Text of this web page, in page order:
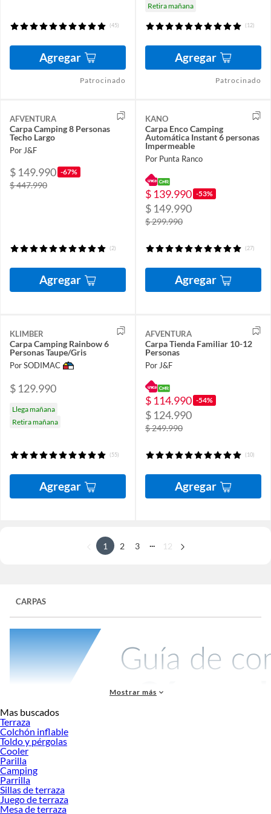
(45)
Agregar
Patrocinado
Retira mañana
(12)
Agregar
Patrocinado
AFVENTURA
Carpa Camping 8 Personas
Techo Largo
Por J&F
$ 149.990 -67%
$ 447.990
(2)
Agregar
KANO
Carpa Enco Camping
Automática Instant 6 personas
Impermeable
Por Punta Ranco
$ 139.990 -53%
$ 149.990
$ 299.990
(27)
Agregar
KLIMBER
Carpa Camping Rainbow 6
Personas Taupe/Gris
Por SODIMAC
$ 129.990
Llega mañana
Retira mañana
(55)
Agregar
AFVENTURA
Carpa Tienda Familiar 10-12
Personas
Por J&F
$ 114.990 -54%
$ 124.990
$ 249.990
(10)
Agregar
1 2 3 12
CARPAS
Carpas: Guía Completa para Elegir tu Refugio Perfecto al Aire Libre
Las carpas son elementos esenciales para quienes disfrutan del contacto con la
naturaleza, desde campistas ocasionales hasta aventureros experimentados.
Estos refugios portátiles ofrecen protección contra los elementos mientras te
permiten experimentar la libertad del aire libre. En esta guía completa,
exploraremos todo lo que necesitas saber para seleccionar la carpa ideal según
Mostrar más
Mas buscados
Terraza
Colchón inflable
Toldo y pérgolas
Cooler
Parilla
Camping
Parrilla
Sillas de terraza
Juego de terraza
Mesa de terraza